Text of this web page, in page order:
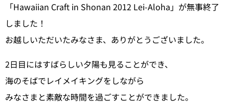
「Hawaiian Craft in Shonan 2012 Lei-Aloha」が無事終了
しました！
お越しいただいたみなさま、ありがとうございました。
2日目にはすばらしい夕陽も見ることができ、
海のそばでレイメイキングをしながら
みなさまと素敵な時間を過ごすことができました。